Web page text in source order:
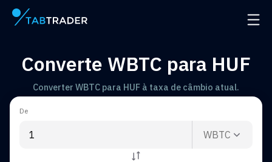
Página principal Abrir
Converte WBTC para HUF
Converter WBTC para HUF à taxa de câmbio atual.
De
WBTC